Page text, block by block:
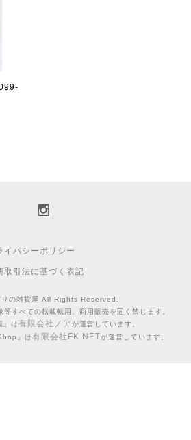
イバシーポリシー
取引法に基づく表記
の雑貨屋 All Rights Reserved.
すべての転載転用、商用販売を固く禁じます。
」は有限会社ノア が運営しています。
」は有限会社FK NETが運営しています。